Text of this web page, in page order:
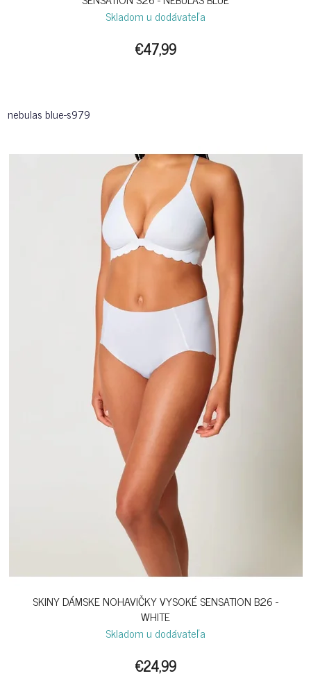
Skladom u dodávateľa
€47,99
nebulas blue-s979
SKINY DÁMSKE NOHAVIČKY VYSOKÉ SENSATION B26 -
WHITE
Skladom u dodávateľa
€24,99